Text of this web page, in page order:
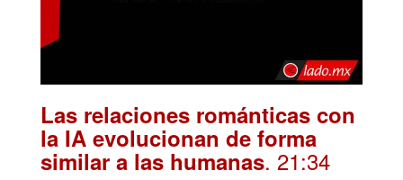
Las relaciones románticas con
la IA evolucionan de forma
similar a las humanas. 21:34